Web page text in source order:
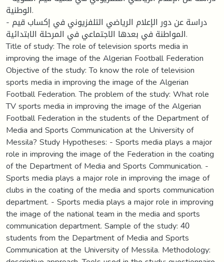
الوطنية.
- دراسة عن دور الإعلام الرياضي التلفزيوني في إكساب قيم
المواطنة في بعدها الاجتماعي في المرحلة الابتدائية.
Title of study: The role of television sports media in
improving the image of the Algerian Football Federation
Objective of the study: To know the role of television
sports media in improving the image of the Algerian
Football Federation. The problem of the study: What role
TV sports media in improving the image of the Algerian
Football Federation in the students of the Department of
Media and Sports Communication at the University of
Messila? Study Hypotheses: - Sports media plays a major
role in improving the image of the Federation in the coating
of the Department of Media and Sports Communication. -
Sports media plays a major role in improving the image of
clubs in the coating of the media and sports communication
department. - Sports media plays a major role in improving
the image of the national team in the media and sports
communication department. Sample of the study: 40
students from the Department of Media and Sports
Communication at the University of Messila. Methodology: